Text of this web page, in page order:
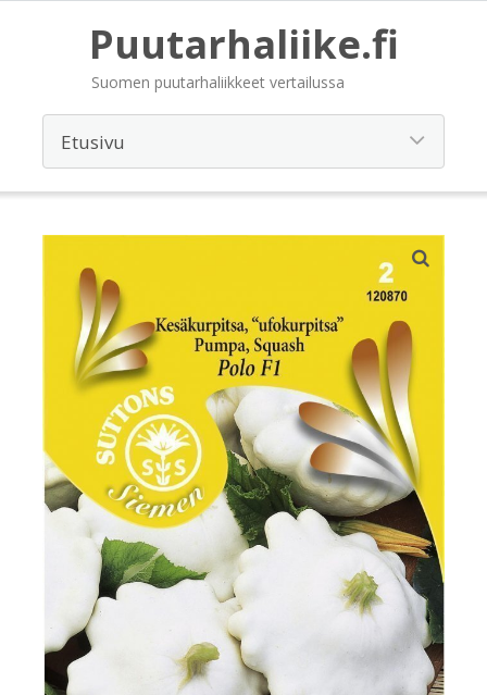
Puutarhaliike.fi
Suomen puutarhaliikkeet vertailussa